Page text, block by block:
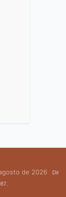
de 2026
Dir